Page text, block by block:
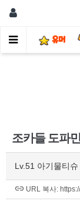
유머
조카들 도파
Lv.51 아기물티슈
URL 복사: